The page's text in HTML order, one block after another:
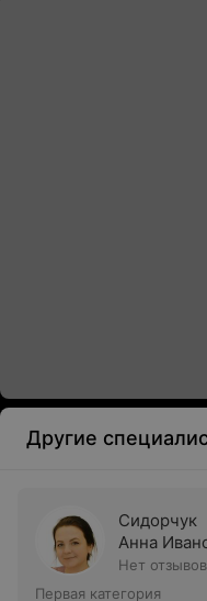
Другие
Сидорчук
Анна
Нет отзывов
Первая категория